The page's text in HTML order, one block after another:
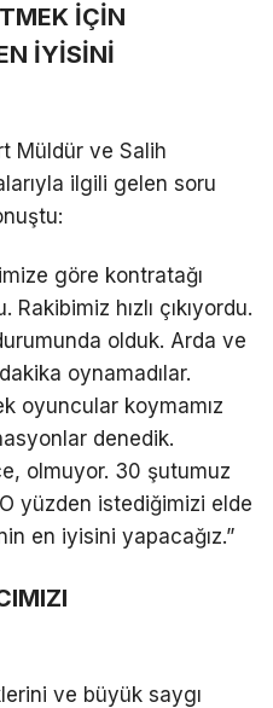
İÇİN
İYİSİNİ
Müldür ve Salih
ilgili gelen soru
göre kontratağı
hızlı çıkıyordu.
olduk. Arda ve
oynamadılar.
oyuncular koymamız
denedik.
olmuyor. 30 şutumuz
yüzden istediğimizi elde
en iyisini yapacağız.”
ve büyük saygı